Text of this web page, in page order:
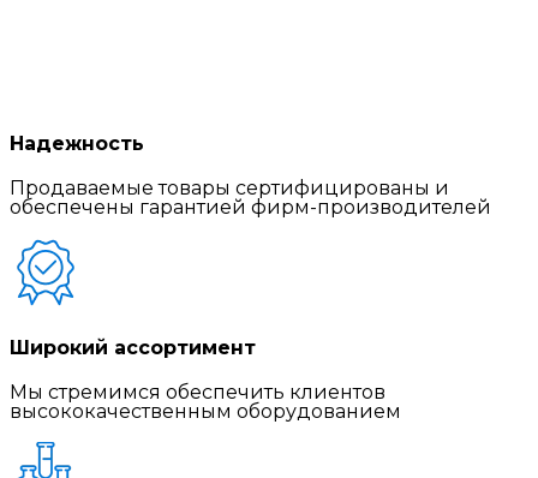
Надежность
Продаваемые товары сертифицированы и
обеспечены гарантией фирм-производителей
Широкий ассортимент
Мы стремимся обеспечить клиентов
высококачественным оборудованием